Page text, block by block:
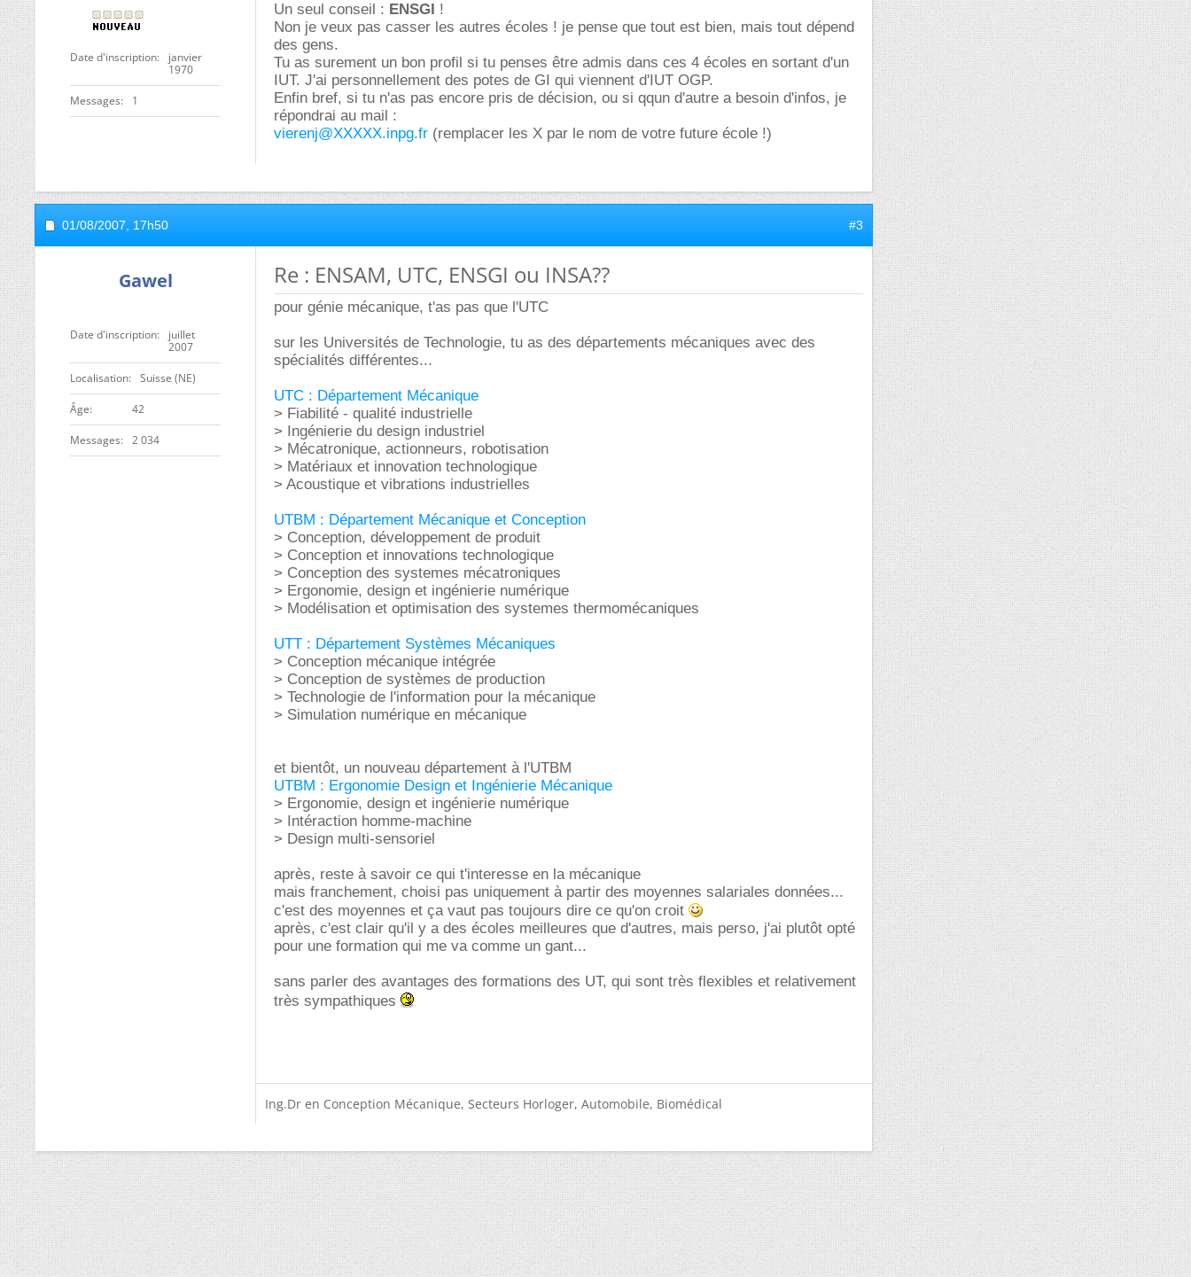
Date d'inscription
janvier
1970
Messages 1
Un seul conseil : ENSGI !
Non je veux pas casser les autres écoles ! je pense que tout est bien, mais tout dépend
des gens.
Tu as surement un bon profil si tu penses être admis dans ces 4 écoles en sortant d'un
IUT. J'ai personnellement des potes de GI qui viennent d'IUT OGP.
Enfin bref, si tu n'as pas encore pris de décision, ou si qqun d'autre a besoin d'infos, je
répondrai au mail :
vierenj@XXXXX.inpg.fr (remplacer les X par le nom de votre future école !)
01/08/2007, 17h50 #3
Gawel
Date d'inscription
juillet
2007
Localisation Suisse (NE)
ge 42
Messages 2 034
Re : ENSAM, UTC, ENSGI ou INSA??
pour génie mécanique, t'as pas que l'UTC
sur les Universités de Technologie, tu as des départements mécaniques avec des
spécialités différentes...
UTC : Département Mécanique
> Fiabilité - qualité industrielle
> Ingénierie du design industriel
> Mécatronique, actionneurs, robotisation
> Matériaux et innovation technologique
> Acoustique et vibrations industrielles
UTBM : Département Mécanique et Conception
> Conception, développement de produit
> Conception et innovations technologique
> Conception des systemes mécatroniques
> Ergonomie, design et ingénierie numérique
> Modélisation et optimisation des systemes thermomécaniques
UTT : Département Systèmes Mécaniques
> Conception mécanique intégrée
> Conception de systèmes de production
> Technologie de l'information pour la mécanique
> Simulation numérique en mécanique
et bientôt, un nouveau département à l'UTBM
UTBM : Ergonomie Design et Ingénierie Mécanique
> Ergonomie, design et ingénierie numérique
> Intéraction homme-machine
> Design multi-sensoriel
après, reste à savoir ce qui t'interesse en la mécanique
mais franchement, choisi pas uniquement à partir des moyennes salariales données...
c'est des moyennes et ça vaut pas toujours dire ce qu'on croit
après, c'est clair qu'il y a des écoles meilleures que d'autres, mais perso, j'ai plutôt opté
pour une formation qui me va comme un gant...
sans parler des avantages des formations des UT, qui sont très flexibles et relativement
très sympathiques
Ing.Dr en Conception Mécanique, Secteurs Horloger, Automobile, Biomédical